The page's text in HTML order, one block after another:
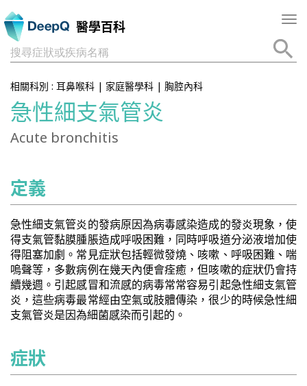
醫學百科
搜尋症狀或疾病名稱
相關科別 : 耳鼻喉科 | 家庭醫學科 | 胸腔內科
急性細支氣管炎
Acute bronchitis
定義
急性細支氣管炎的發病原因為病毒感染造成的發炎現象，使
得支氣管黏膜腫脹造成呼吸困難，同時呼吸道分泌液增加使
得阻塞加劇。常見症狀包括輕微發燒、咳嗽、呼吸困難、喘
嗚聲等，多數病例在幾天內便會痊癒，但咳嗽的症狀仍會持
續幾週。引起感冒和流感的病毒常常容易引起急性細支氣管
炎，這些病毒最常經由空氣或肢體傳染，很少的時候急性細
支氣管炎是因為細菌感染而引起的。
症狀